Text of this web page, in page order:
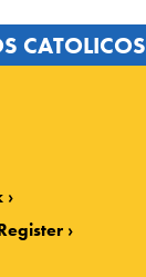
CATOLICOS